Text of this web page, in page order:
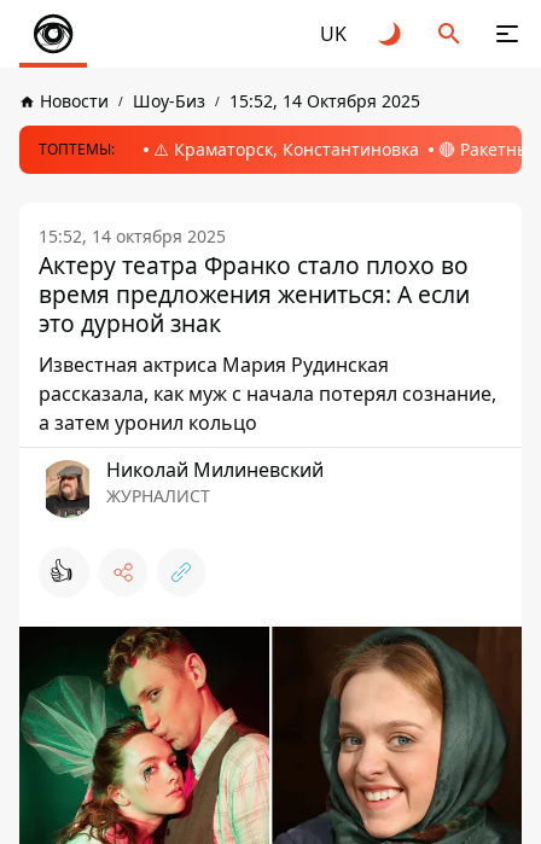
UK
Новости Шоу-Биз 15:52, 14 Октября 2025
ТОПТЕМЫ: ⚠️ Краматорск, Константиновка 🔴
15:52, 14 октября 2025
Актеру театра Франко стало плохо во
время предложения жениться: А если
это дурной знак
Известная актриса Мария Рудинская
рассказала, как муж с начала потерял сознание,
а затем уронил кольцо
Николай Милиневский
ЖУРНАЛИСТ
👍